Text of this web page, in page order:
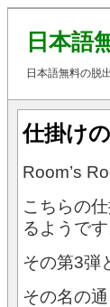
日本語
日本語無料の脱
仕掛け
Room’s
こちらの
るようです
その第3弾
その名の